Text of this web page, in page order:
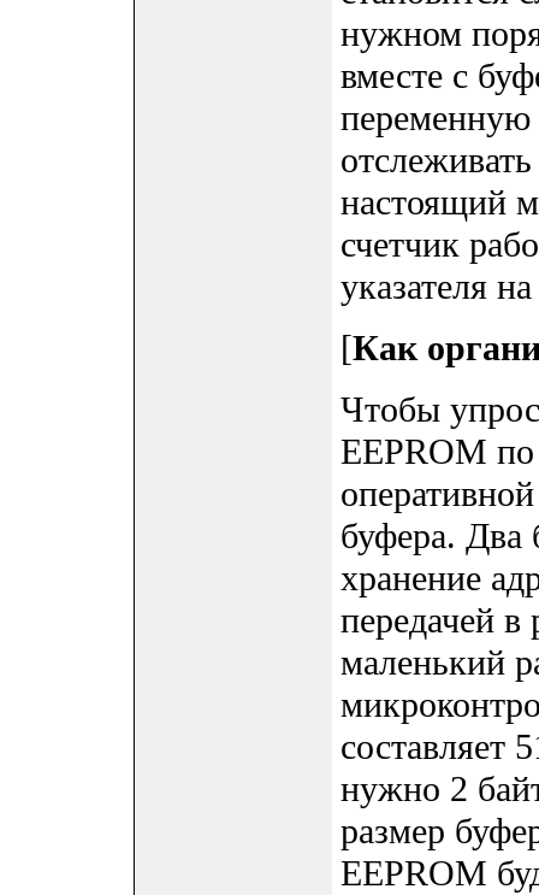
нужном
вместе с
переменную
настоящий
счетчик
указателя
[Как
Чтобы
EEPROM
буфера. Два
хранение
передачей
маленький
составляет
нужно 2
размер
EEPROM